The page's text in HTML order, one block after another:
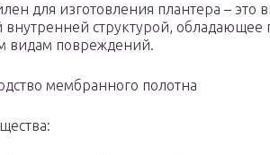
для изготовления плантера –
внутренней структурой,
видам повреждений.
мембранного полотна